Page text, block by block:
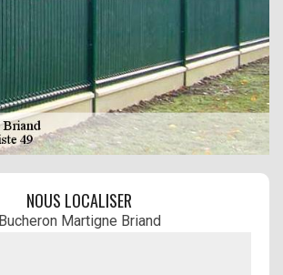
NOUS LOCALISER
Bucheron Martigne Briand